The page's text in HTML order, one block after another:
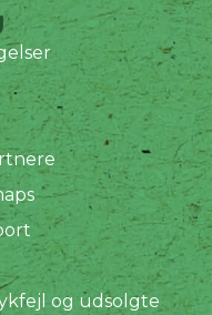
og udsolgte